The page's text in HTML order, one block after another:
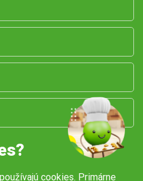
cookies. Primárne